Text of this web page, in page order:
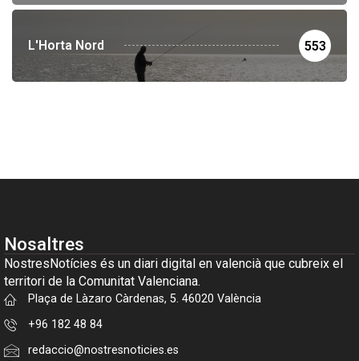
L'Horta Nord 553
Nosaltres
NostresNotícies és un diari digital en valencià que cubreix el
territori de la Comunitat Valenciana.
Plaça de Làzaro Càrdenas, 5. 46020 València
+96 182 48 84
redaccio@nostresnoticies.es